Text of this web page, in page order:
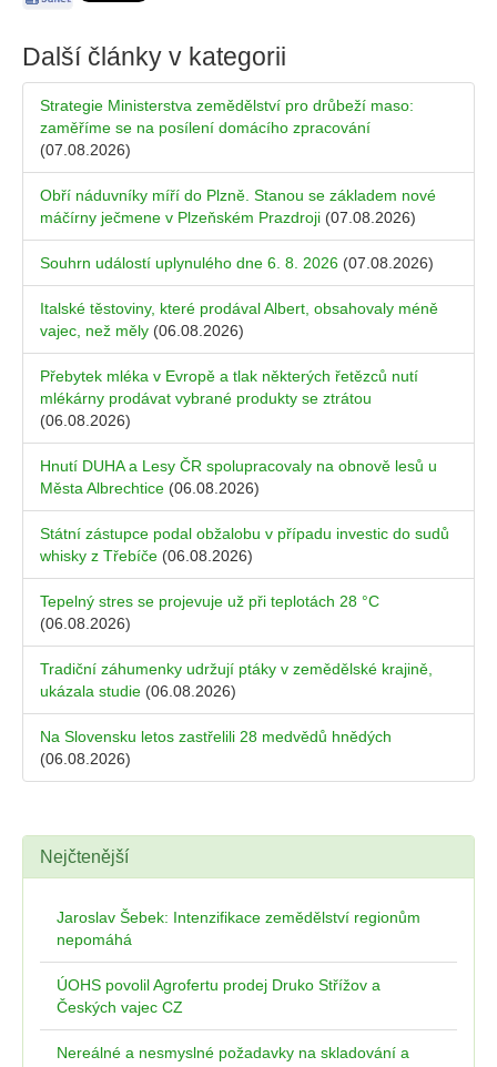
Další články v kategorii
Strategie Ministerstva zemědělství pro drůbeží maso:
zaměříme se na posílení domácího zpracování
(07.08.2026)
Obří náduvníky míří do Plzně. Stanou se základem nové
máčírny ječmene v Plzeňském Prazdroji (07.08.2026)
Souhrn událostí uplynulého dne 6. 8. 2026 (07.08.2026)
Italské těstoviny, které prodával Albert, obsahovaly méně
vajec, než měly (06.08.2026)
Přebytek mléka v Evropě a tlak některých řetězců nutí
mlékárny prodávat vybrané produkty se ztrátou
(06.08.2026)
Hnutí DUHA a Lesy ČR spolupracovaly na obnově lesů u
Města Albrechtice (06.08.2026)
Státní zástupce podal obžalobu v případu investic do sudů
whisky z Třebíče (06.08.2026)
Tepelný stres se projevuje už při teplotách 28 °C
(06.08.2026)
Tradiční záhumenky udržují ptáky v zemědělské krajině,
ukázala studie (06.08.2026)
Na Slovensku letos zastřelili 28 medvědů hnědých
(06.08.2026)
Nejčtenější
Jaroslav Šebek: Intenzifikace zemědělství regionům
nepomáhá
ÚOHS povolil Agrofertu prodej Druko Střížov a
Českých vajec CZ
Nereálné a nesmyslné požadavky na skladování a